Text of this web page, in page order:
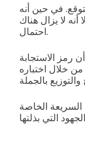
في حين أنه
لا يزال هناك
احتمال.
رمز الاستجابة
خلال اختباره
السريعة الخاصة